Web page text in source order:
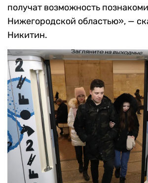
получат возможность
Нижегородской областью», —
Никитин.